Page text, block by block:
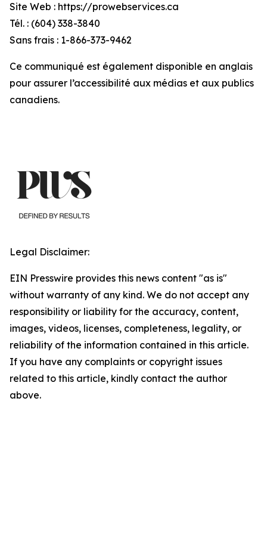
Site Web : https://prowebservices.ca
Tél. : (604) 338-3840
Sans frais : 1-866-373-9462
Ce communiqué est également disponible en anglais
pour assurer l’accessibilité aux médias et aux publics
canadiens.
Legal Disclaimer:
EIN Presswire provides this news content "as is"
without warranty of any kind. We do not accept any
responsibility or liability for the accuracy, content,
images, videos, licenses, completeness, legality, or
reliability of the information contained in this article.
If you have any complaints or copyright issues
related to this article, kindly contact the author
above.